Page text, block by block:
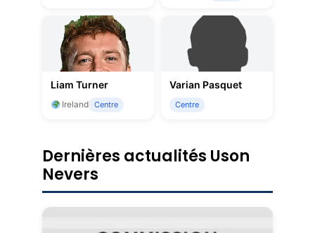
Liam Turner
Ireland Centre
Varian Pasquet
Centre
Dernières actualités Uson
Nevers